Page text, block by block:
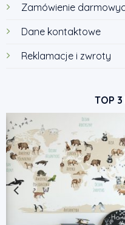
Zamówienie
Dane kontaktowe
Reklamacje i zwroty
TOP